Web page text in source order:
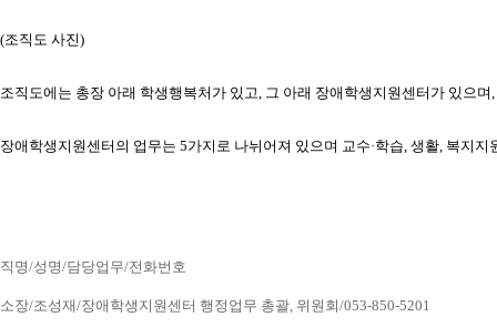
(조직도 사진)
조직도에는 총장 아래 학생행복처가 있고, 그 아래 장애학생지원센터가 있으
장애학생지원센터의 업무는 5가지로 나뉘어져 있으며 교수·학습, 생활, 복지
직명/성명/담당업무/전화번호
소장/조성재/장애학생지원센터 행정업무 총괄, 위원회/053-850-5201